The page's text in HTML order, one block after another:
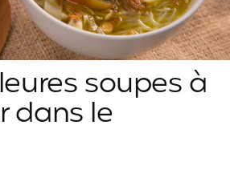
soupes à
dans le